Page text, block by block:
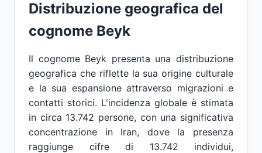
Distribuzione geografica del
cognome Beyk
Il cognome Beyk presenta una distribuzione
geografica che riflette la sua origine culturale
e la sua espansione attraverso migrazioni e
contatti storici. L'incidenza globale è stimata
in circa 13.742 persone, con una significativa
concentrazione in Iran, dove la presenza
raggiunge cifre di 13.742 individui,